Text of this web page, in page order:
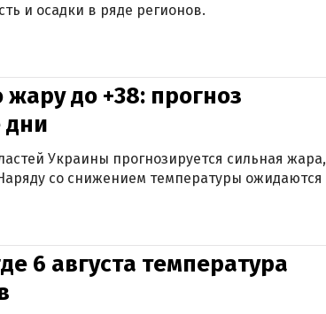
и осадки в ряде регионов.
до +38: прогноз
Украины прогнозируется сильная жара,
со снижением температуры ожидаются
6 августа температура